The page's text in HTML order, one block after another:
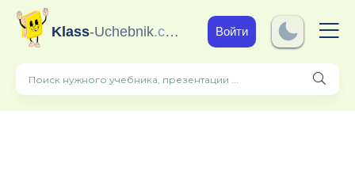
Klass-Uchebnik.com Войти